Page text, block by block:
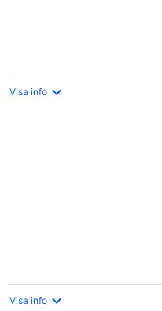
Visa info
Visa info